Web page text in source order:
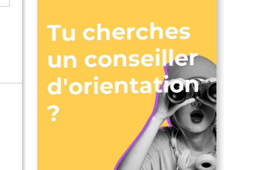
Tu cherches
un conseiller
d'orientation
?